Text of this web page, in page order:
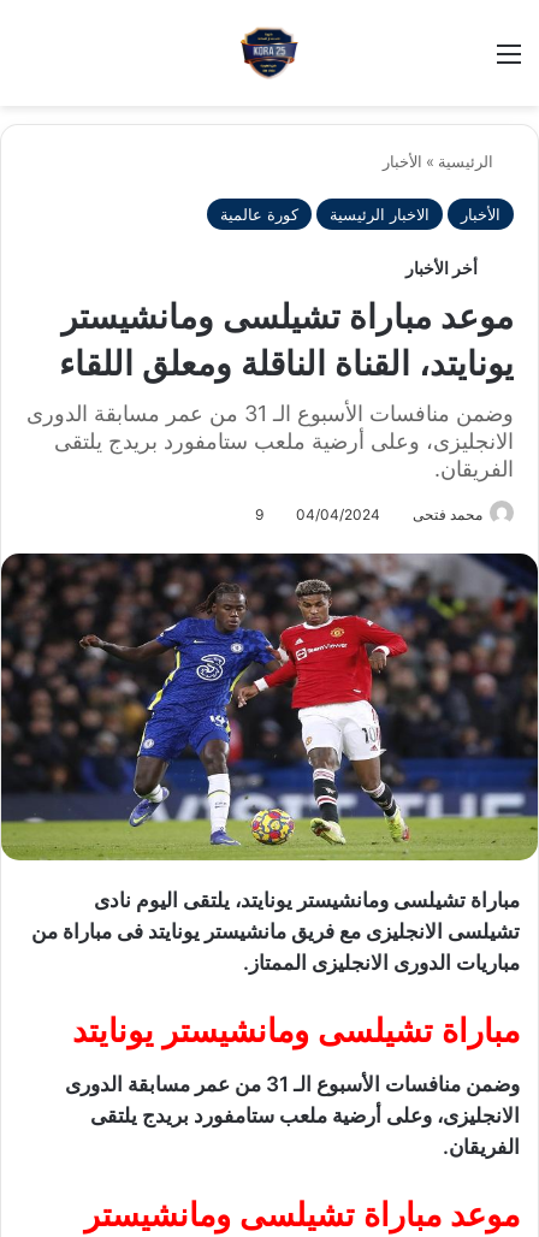
الرئيسية » الأخبار
الأخبار الاخبار الرئيسية كورة عالمية
أخر الأخبار
موعد مباراة تشيلسى ومانشيستر
يونايتد، القناة الناقلة ومعلق اللقاء
وضمن منافسات الأسبوع الـ 31 من عمر مسابقة الدورى
الانجليزى، وعلى أرضية ملعب ستامفورد بريدج يلتقى
الفريقان.
محمد فتحى 04/04/2024
9
مباراة تشيلسى ومانشيستر يونايتد، يلتقى اليوم نادى
تشيلسى الانجليزى مع فريق مانشيستر يونايتد فى مباراة من
مباريات الدورى الانجليزى الممتاز.
مباراة تشيلسى ومانشيستر يونايتد
وضمن منافسات الأسبوع الـ 31 من عمر مسابقة الدورى
الانجليزى، وعلى أرضية ملعب ستامفورد بريدج يلتقى
الفريقان.
موعد مباراة تشيلسى ومانشيستر